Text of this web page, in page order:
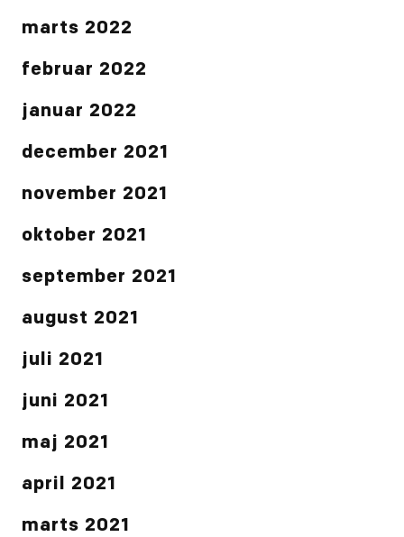
marts 2022
februar 2022
januar 2022
december 2021
november 2021
oktober 2021
september 2021
august 2021
juli 2021
juni 2021
maj 2021
april 2021
marts 2021